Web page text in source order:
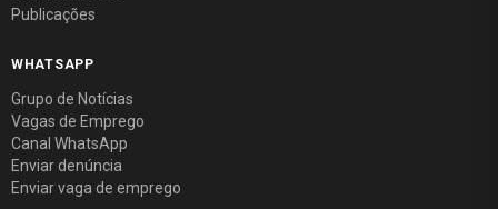
Publicações
WHATSAPP
Grupo de Notícias
Vagas de Emprego
Canal WhatsApp
Enviar denúncia
Enviar vaga de emprego